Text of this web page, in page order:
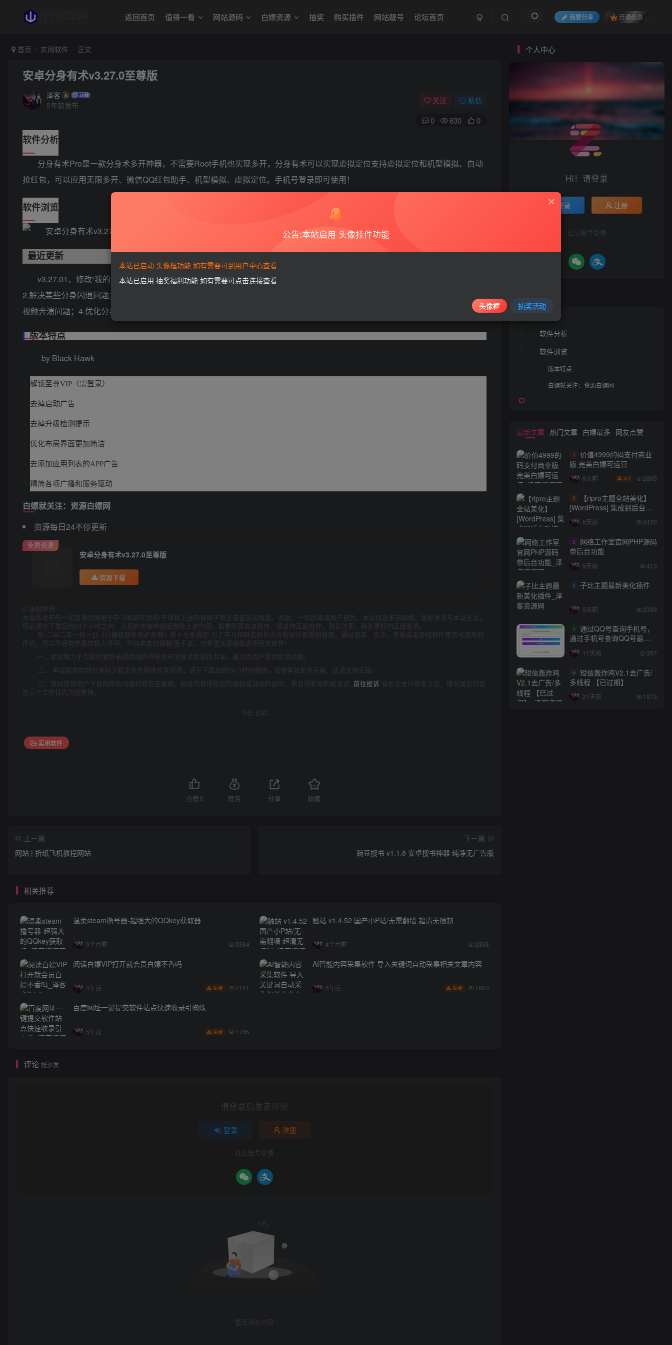
返回首页 值得一看 网站源码 白嫖资源 抽奖 购买插件 网站靓号 论坛首页 我要分享 开通会员
首页 实用软件 正文
安卓分身有术v3.27.0至尊版
泽客
5年前发布
关注 私信
0 630 0
软件分析
分身有术Pro是一款分身术多开神器，不需要Root手机也实现多开，分身有术可以实现虚拟定位支持虚拟定位和机型模拟、自动
抢红包，可以应用无限多开、微信QQ红包助手、机型模拟、虚拟定位。手机号登录即可使用！
软件浏览
最近更新
v3.27.01、修改“我的”页面2、修改恒大智慧社区打开失败问题3、兼容小分辨率手机界面显示问题v3.26.01.新增拍照伪装功能；
2.解决某些分身闪退问题；3.优化其他已知bug。v3.23.51.增加定位纠偏功能，定位更准确；2.品牌模拟更多新机可选；3.解决秘乐短
视频奔溃问题；4.优化分身启动兼容问题。
版本特点
by Black Hawk
解锁至尊VIP（需登录）
去掉启动广告
去掉升级检测提示
优化布局界面更加简洁
去添加应用列表的APP广告
精简各项广播和服务驱动
白嫖就关注：资源白嫖网
资源每日24不停更新
免费资源
安卓分身有术v3.27.0至尊版
资源下载
版权声明
本站所发布的一切资源仅限用于学习和研究目的;不得将上述内容用于商业或者非法用途，否则，一切后果请用户自负。本站信息来自网络，版权争议与本站无关。
您必须在下载后的24个小时之内，从您的电脑中彻底删除上述内容。如果您喜欢该程序，请支持正版软件，购买注册，得到更好的正版服务。
附:二00二年一月一日《计算机软件保护条例》第十七条规定:为了学习和研究软件内含的设计思想和原理，通过安装、显示、传输或者存储软件等方式使用软
件的，可以不经软件著作权人许可，不向其支付报酬!鉴于此，也希望大家按此说明研究软件!
一、本站致力于为软件爱好者提供国内外软件开发技术和软件共享，着力为用户提供优资资源。
二、 本站提供的部分源码下载文件为网络共享资源，请于下载后的24小时内删除。如需体验更多乐趣，还请支持正版。
三、我站提供用户下载的所有内容均转自互联网。如有内容侵犯您的版权或其他利益的，若有侵犯你的权益请: 前往投诉 站长会进行审查之后，情况属实的会
在三个工作日内为您删除。
THE END
实用软件
点赞 0 赞赏 分享 收藏
上一篇
网站 | 折纸飞机教程网站
下一篇
豌豆搜书 v1.1.8 安卓搜书神器 纯净无广告版
相关推荐
温柔steam撸号器-超强大的QQkey获取器
9个月前 5384
触站 v1.4.52 国产小P站/无需翻墙 超清无限制
4个月前 2363
阅读白嫖VIP打开就会员白嫖不香吗
4年前 免费 2151
AI智能内容采集软件 导入关键词自动采集相关文章内容
5年前 免费 1853
百度网址一键提交软件站点快速收录引蜘蛛
5年前 免费 1765
评论 抢沙发
请登录后发表评论
登录 注册
社交账号登录
暂无评论内容
个人中心
HI！请登录
登录 注册
社交账号登录
软件分析
软件浏览
版本特点
白嫖就关注：资源白嫖网
最新文章 热门文章 白嫖最多 网友点赞
1
价值4999的码支付商业
版 完美白嫖可运营
8天前 ￥ 1 2895
2
【ripro主题全站美化】
[WordPress] 集成到后台功
能的全站美化包
WordPress…
8天前 2420
3
网络工作室官网PHP源码
带后台功能
9天前 413
4 子比主题最新美化插件
9天前 2339
5 通过QQ号查询手机号，
通过手机号查询QQ号最新
网站源码
17天前 357
6 短信轰炸鸡V2.1去广告/
多线程 【已过期】
21天前 1973
公告:本站启用 头像挂件功能
本站已启动 头像框功能 如有需要可到用户中心查看
本站已启用 抽奖福利功能 如有需要可点击连接查看
头像框 抽奖活动